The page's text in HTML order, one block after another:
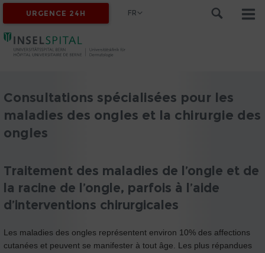
URGENCE 24H FR
Consultations spécialisées pour les
maladies des ongles et la chirurgie des
ongles
Traitement des maladies de l’ongle et de
la racine de l’ongle, parfois à l’aide
d’interventions chirurgicales
Les maladies des ongles représentent environ 10% des affections
cutanées et peuvent se manifester à tout âge. Les plus répandues